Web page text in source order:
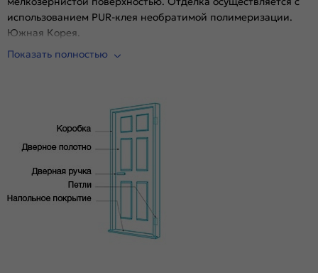
использованием PUR-клея необратимой полимеризации.
Южная Корея.
Комплектующие
уплотнителем для мягкого закрывания, благодаря особой
форме уплотнителя отсутствует закусывание со стороны
Особенности
147-0074,147-0075,147-0076,147-0072,147-0073,147-0077,147-
Показать полностью